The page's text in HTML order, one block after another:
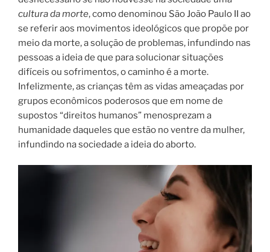
cultura da morte, como denominou São João Paulo II ao
se referir aos movimentos ideológicos que propõe por
meio da morte, a solução de problemas, infundindo nas
pessoas a ideia de que para solucionar situações
difíceis ou sofrimentos, o caminho é a morte.
Infelizmente, as crianças têm as vidas ameaçadas por
grupos econômicos poderosos que em nome de
supostos “direitos humanos” menosprezam a
humanidade daqueles que estão no ventre da mulher,
infundindo na sociedade a ideia do aborto.